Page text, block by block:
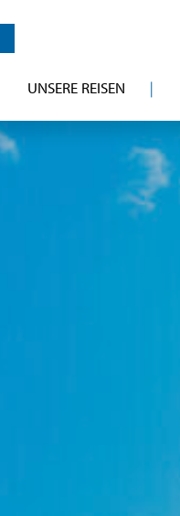
UNSERE REISEN